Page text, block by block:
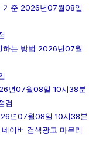
기준 2026년07월08일
하는 방법 2026년07월
년07월08일 10시38분
검
년07월08일 10시38분
이버 검색광고 마무리